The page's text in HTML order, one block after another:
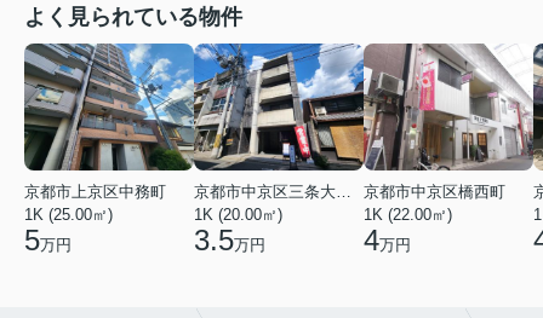
よく見られている物件
京都市上京区中務町
1K (25.00㎡)
5万円
京都市中京区三条大宮町
1K (20.00㎡)
3.5万円
京都市中京区橋西町
1K (22.00㎡)
4万円